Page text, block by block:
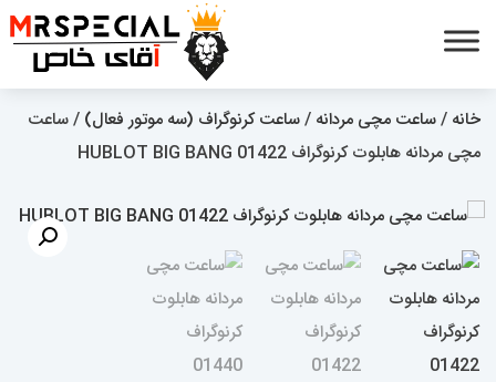
خانه /ساعت مچی مردانه /ساعت کرنوگراف (سه موتور فعال) / ساعت
مچی مردانه هابلوت کرنوگراف 01422 HUBLOT BIG BANG